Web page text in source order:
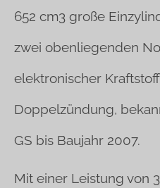
652 cm3 große
zwei obenliegenden
elektronischer
Doppelzündung,
GS bis Baujahr 2007.
Mit einer Leistung von